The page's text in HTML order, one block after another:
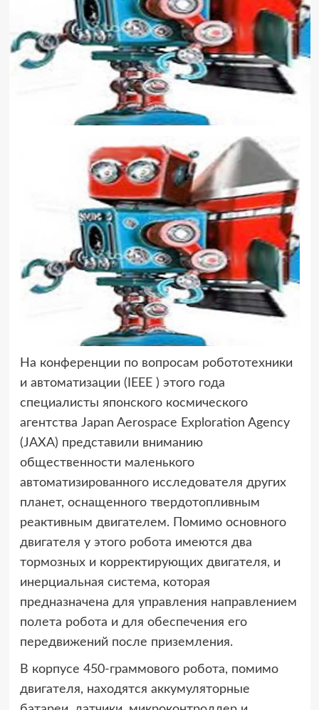
На конференции по вопросам робототехники
и автоматизации (IEEE ) этого года
специалисты японского космического
агентства Japan Aerospace Exploration Agency
(JAXA) представили вниманию
общественности маленького
автоматизированного исследователя других
планет, оснащенного твердотопливным
реактивным двигателем. Помимо основного
двигателя у этого робота имеются два
тормозных и корректирующих двигателя, и
инерциальная система, которая
предназначена для управления направлением
полета робота и для обеспечения его
передвижений после приземления.
В корпусе 450-граммового робота, помимо
двигателя, находятся аккумуляторные